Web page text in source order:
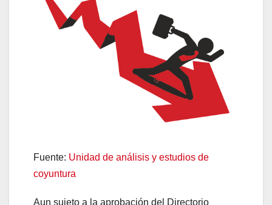
Fuente: Unidad de análisis y estudios de
coyuntura
Aun sujeto a la aprobación del Directorio